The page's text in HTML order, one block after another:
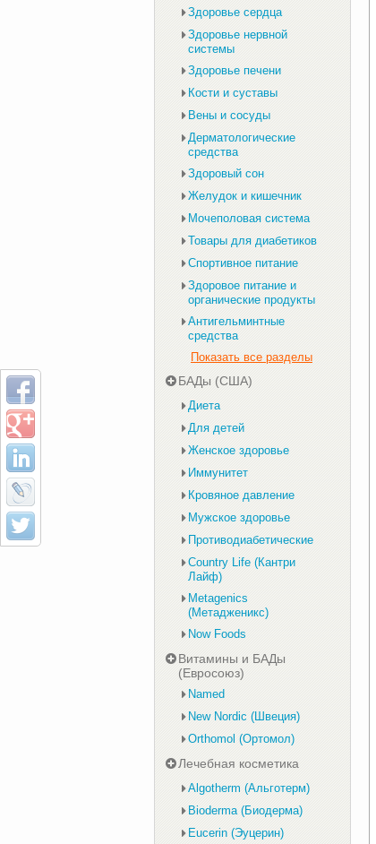
Здоровье сердца
Здоровье нервной
системы
Здоровье печени
Кости и суставы
Вены и сосуды
Дерматологические
средства
Здоровый сон
Желудок и кишечник
Мочеполовая система
Товары для диабетиков
Спортивное питание
Здоровое питание и
органические продукты
Антигельминтные
средства
Показать все разделы
БАДы (США)
Диета
Для детей
Женское здоровье
Иммунитет
Кровяное давление
Мужское здоровье
Противодиабетические
Country Life (Кантри
Лайф)
Metagenics
(Метадженикс)
Now Foods
Витамины и БАДы
(Евросоюз)
Named
New Nordic (Швеция)
Orthomol (Ортомол)
Лечебная косметика
Algotherm (Альготерм)
Bioderma (Биодерма)
Eucerin (Эуцерин)